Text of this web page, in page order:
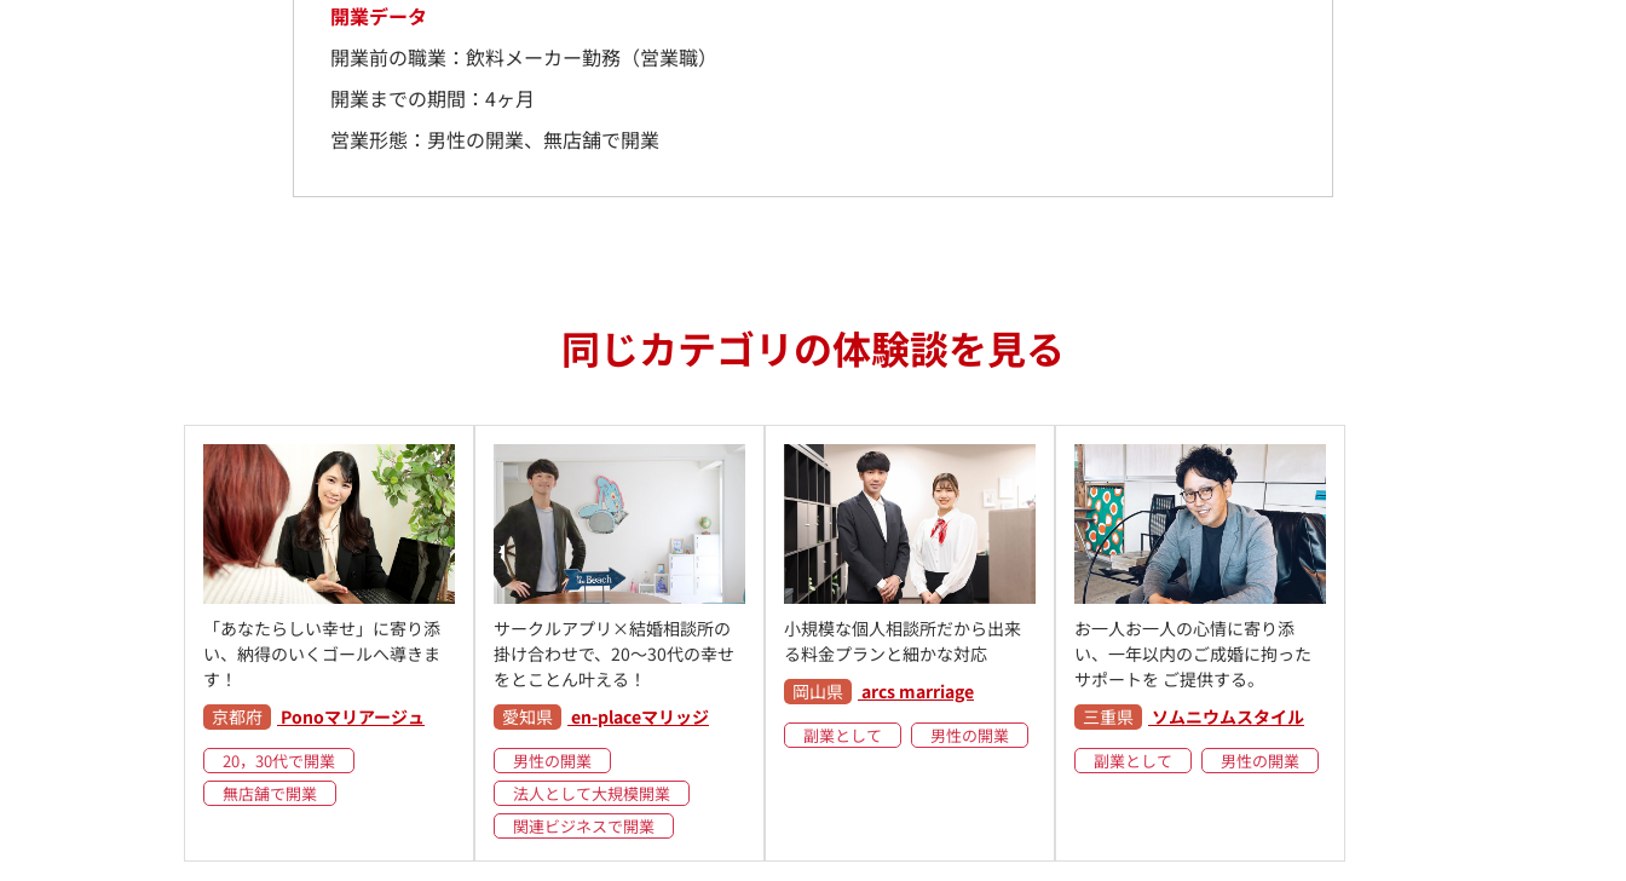
開業データ
開業前の職業： 飲料メーカー勤務（営業職）
開業までの期間： 4ヶ月
営業形態： 男性の開業、無店舗で開業
同じカテゴリの体験談を見る
「あなたらしい幸せ」に寄り添
い、納得のいくゴールへ導きま
す！
京都府
Ponoマリアージュ
20，30代で開業
無店舗で開業
サークルアプリ×結婚相談所の
掛け合わせで、20〜30代の幸せ
をとことん叶える！
愛知県
en-placeマリッジ
男性の開業
法人として大規模開業
関連ビジネスで開業
小規模な個人相談所だから出来
る料金プランと細かな対応
岡山県
arcs marriage
副業として 男性の開業
お一人お一人の心情に寄り添
い、一年以内のご成婚に拘った
サポートを ご提供する。
三重県
ソムニウムスタイル
副業として 男性の開業